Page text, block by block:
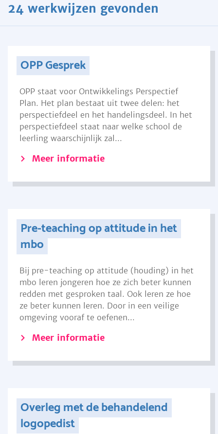
24 werkwijzen gevonden
OPP Gesprek
OPP staat voor Ontwikkelings Perspectief
Plan. Het plan bestaat uit twee delen: het
perspectiefdeel en het handelingsdeel. In het
perspectiefdeel staat naar welke school de
leerling waarschijnlijk zal...
Meer informatie
Pre-teaching op attitude in het
mbo
Bij pre-teaching op attitude (houding) in het
mbo leren jongeren hoe ze zich beter kunnen
redden met gesproken taal. Ook leren ze hoe
ze beter kunnen leren. Door in een veilige
omgeving vooraf te oefenen...
Meer informatie
Overleg met de behandelend
logopedist